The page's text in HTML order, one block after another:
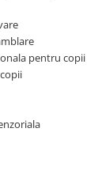
pentru copii